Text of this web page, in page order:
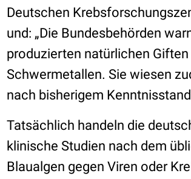
Deutschen
und: „Die Bundesbehörden
produzierten natürlichen
Schwermetallen. Sie wiesen
nach bisherigem
Tatsächlich handeln die
klinische Studien nach dem
Blaualgen gegen Viren oder